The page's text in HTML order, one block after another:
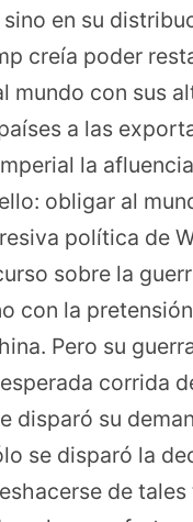
en su
creía poder
mundo con sus
a las
la
obligar al
política de
sobre la
con la
Pero su
corrida
disparó su
se disparó la
de